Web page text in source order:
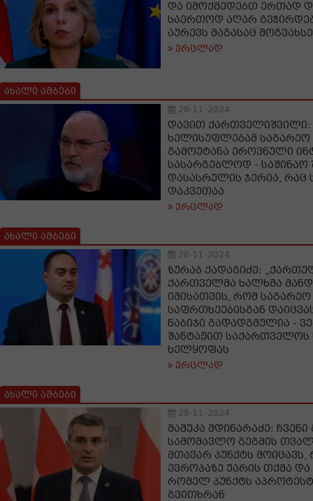
და იმოქმედებთ ერთად
საერთოდ აღარ
აურევს მაგასაც
ვრცლად
ახალი ამბები
28-11-2024
დავით
ხელისუფლებამ საგარეო
გამოუტანა ეროვნული
სასარგებლოდ - საშინაო
დასასრულის ჯერია, რაც
დაკვეთაა
ვრცლად
ახალი ამბები
28-11-2024
ზურაბ ქადაგიძე:
ქართველმა ხალხმა
იმისათვის, რომ
საფრთხეებისგან
ნაბიჯი გადადგმულია -
შანტაჟით საქართველოს
ხელყოფას
ვრცლად
ახალი ამბები
28-11-2024
მამუკა მდინარაძე: ჩვენი
სამომავლო გეგმის
მთავარ პუნქტს
ევროპაზე უარის თქმა
რომელ პუნქტს
გვითხრან